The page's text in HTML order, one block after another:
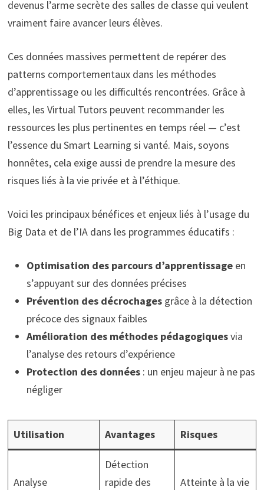
devenus l’arme secrète des salles de classe qui veulent
vraiment faire avancer leurs élèves.
Ces données massives permettent de repérer des
patterns comportementaux dans les méthodes
d’apprentissage ou les difficultés rencontrées. Grâce à
elles, les Virtual Tutors peuvent recommander les
ressources les plus pertinentes en temps réel — c’est
l’essence du Smart Learning si vanté. Mais, soyons
honnêtes, cela exige aussi de prendre la mesure des
risques liés à la vie privée et à l’éthique.
Voici les principaux bénéfices et enjeux liés à l’usage du
Big Data et de l’IA dans les programmes éducatifs :
Optimisation des parcours d’apprentissageen
s’appuyant sur des données précises
Prévention des décrochagesgrâce à la détection
précoce des signaux faibles
Amélioration des méthodes pédagogiquesvia
l’analyse des retours d’expérience
Protection des données: un enjeu majeur à ne pas
négliger
Utilisation Avantages Risques
Analyse
Détection
rapide des
Atteinte à la vie